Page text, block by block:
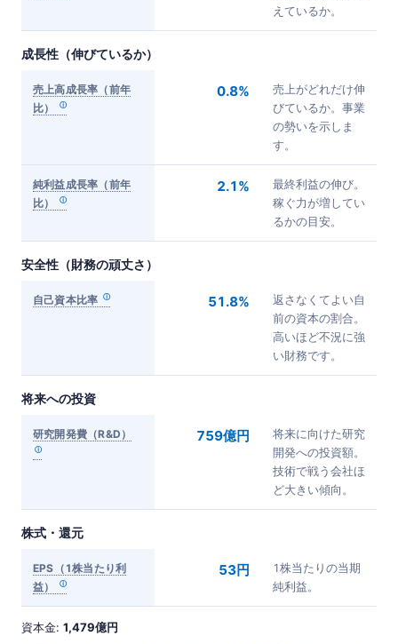
えているか。
成長性（伸びているか）
売上高成長率（前年
比）
0.8%
売上がどれだけ伸
びているか。事業
の勢いを示しま
す。
純利益成長率（前年
比）
2.1%
最終利益の伸び。
稼ぐ力が増してい
るかの目安。
安全性（財務の頑丈さ）
自己資本比率 51.8%
返さなくてよい自
前の資本の割合。
高いほど不況に強
い財務です。
将来への投資
研究開発費（R&D） 759億円
将来に向けた研究
開発への投資額。
技術で戦う会社ほ
ど大きい傾向。
株式・還元
EPS（1株当たり利
益）
53円
1株当たりの当期
純利益。
資本金: 1,479億円